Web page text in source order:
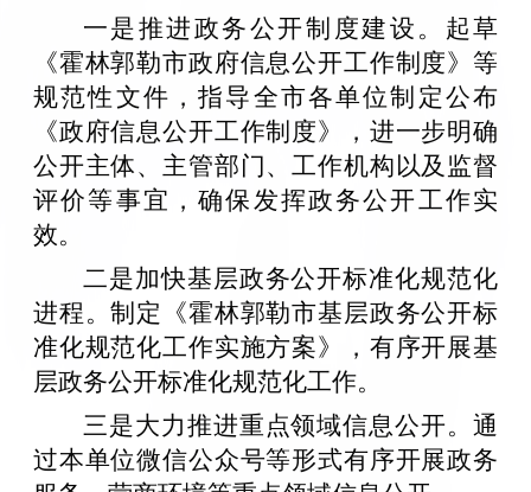
一是推进政务公开制度建设。起草
《霍林郭勒市政府信息公开工作制度》等
规范性文件，指导全市各单位制定公布
《政府信息公开工作制度》，进一步明确
公开主体、主管部门、工作机构以及监督
评价等事宜，确保发挥政务公开工作实
效。
二是加快基层政务公开标准化规范化
进程。制定《霍林郭勒市基层政务公开标
准化规范化工作实施方案》，有序开展基
层政务公开标准化规范化工作。
三是大力推进重点领域信息公开。通
过本单位微信公众号等形式有序开展政务